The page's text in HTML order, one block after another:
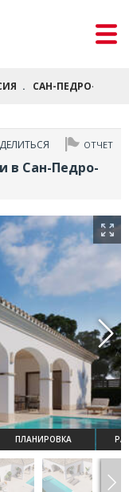
САН-ПЕДРО-
ОТЧЕТ
в Сан-Педро-
ПЛАНИРОВКА